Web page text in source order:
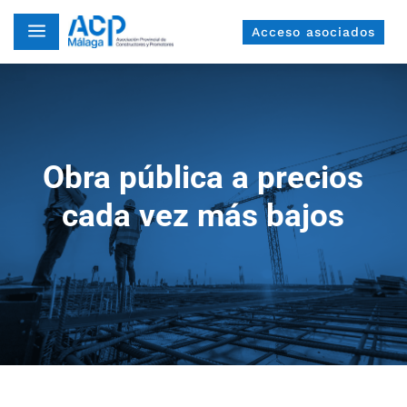
a Acceso asociados
Obra pública a precios
cada vez más bajos